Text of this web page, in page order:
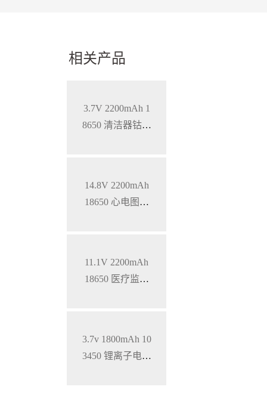
相关产品
3.7V 2200mAh 1
8650 清洁器钴酸
14.8V 2200mAh
18650 心电图机
11.1V 2200mAh
18650 医疗监护
3.7v 1800mAh 10
3450 锂离子电池